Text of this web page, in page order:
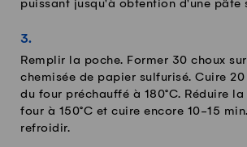
puissant jusqu'à obtention d'une pâte
Remplir la poche. Former 30 choux
chemisée de papier sulfurisé. Cuire
du four préchauffé à 180°C. Réduire
four à 150°C et cuire encore 10-15
refroidir.